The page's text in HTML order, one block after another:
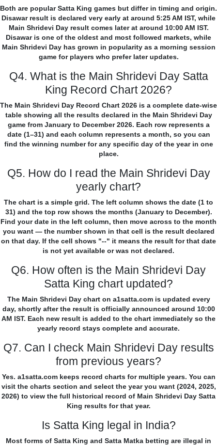
Both are popular Satta King games but differ in timing and origin.
Disawar result is declared very early at around 5:25 AM IST, while
Main Shridevi Day result comes later at around 10:00 AM IST.
Disawar is one of the oldest and most followed markets, while
Main Shridevi Day has grown in popularity as a morning session
game for players who prefer later updates.
Q4. What is the Main Shridevi Day Satta
King Record Chart 2026?
The Main Shridevi Day Record Chart 2026 is a complete date-wise
table showing all the results declared in the Main Shridevi Day
game from January to December 2026. Each row represents a
date (1–31) and each column represents a month, so you can
find the winning number for any specific day of the year in one
place.
Q5. How do I read the Main Shridevi Day
yearly chart?
The chart is a simple grid. The left column shows the date (1 to
31) and the top row shows the months (January to December).
Find your date in the left column, then move across to the month
you want — the number shown in that cell is the result declared
on that day. If the cell shows "--" it means the result for that date
is not yet available or was not declared.
Q6. How often is the Main Shridevi Day
Satta King chart updated?
The Main Shridevi Day chart on a1satta.com is updated every
day, shortly after the result is officially announced around 10:00
AM IST. Each new result is added to the chart immediately so the
yearly record stays complete and accurate.
Q7. Can I check Main Shridevi Day results
from previous years?
Yes. a1satta.com keeps record charts for multiple years. You can
visit the charts section and select the year you want (2024, 2025,
2026) to view the full historical record of Main Shridevi Day Satta
King results for that year.
Is Satta King legal in India?
Most forms of Satta King and Satta Matka betting are illegal in